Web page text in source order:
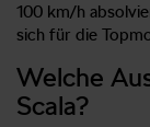
100 km/h
sich für die
Welche
Scala?